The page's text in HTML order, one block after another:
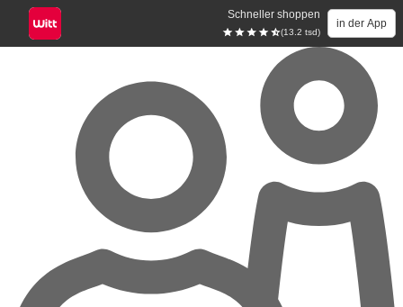
Schneller shoppen
(13.2 tsd)
in der App